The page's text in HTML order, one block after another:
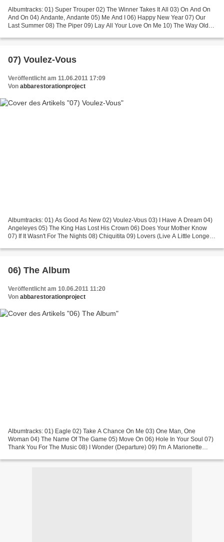
Albumtracks: 01) Super Trouper 02) The Winner Takes It All 03) On And On
And On 04) Andante, Andante 05) Me And I 06) Happy New Year 07) Our
Last Summer 08) The Piper 09) Lay All Your Love On Me 10) The Way Old
07) Voulez-Vous
Veröffentlicht am 11.06.2011 17:09
Von abbarestorationproject
Albumtracks: 01) As Good As New 02) Voulez-Vous 03) I Have A Dream 04)
Angeleyes 05) The King Has Lost His Crown 06) Does Your Mother Know
07) If It Wasn't For The Nights 08) Chiquitita 09) Lovers (Live A Little Longer)
06) The Album
Veröffentlicht am 10.06.2011 11:20
Von abbarestorationproject
Albumtracks: 01) Eagle 02) Take A Chance On Me 03) One Man, One
Woman 04) The Name Of The Game 05) Move On 06) Hole In Your Soul 07)
Thank You For The Music 08) I Wonder (Departure) 09) I'm A Marionette